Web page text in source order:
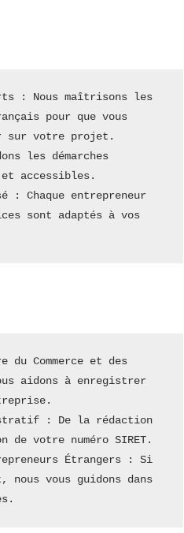
: Nous maîtrisons les
pour que vous
sur votre projet.
les démarches
accessibles.
: Chaque entrepreneur
sont adaptés à vos
Commerce et des
aidons à enregistrer
: De la rédaction
votre numéro SIRET.
Étrangers : Si
nous vous guidons dans